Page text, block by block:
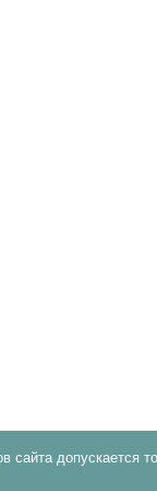
сайта допускается